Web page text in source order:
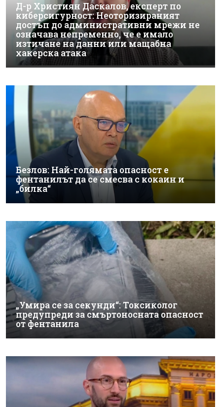
Д-р Християн Даскалов, експерт по
киберсигурност: Неоторизираният
достъп до административни мрежи не
означава непременно, че е имало
изтичане на данни или мащабна
хакерска атака
Безлов: Най-голямата опасност е
фентанилът да се смесва с кокаин и
„билка“
„Умира се за секунди“: Токсиколог
предупреди за смъртоносната опасност
от фентанила